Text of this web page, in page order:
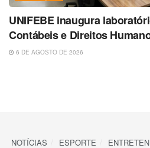
UNIFEBE inaugura
Contábeis e Direitos
6 DE AGOSTO DE 2026
NOTÍCIAS ESPORTE